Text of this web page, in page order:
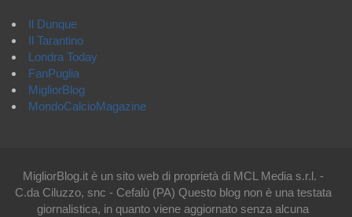
Il Dunque
Il Tarantino
Londra Today
FanPuglia
MigliorBlog
MondoCalcioMagazine
MigliorBlog.it è un sito web di proprietà di MCL Media s.r.l. -
C.da Ciluzzo, snc - Cefalù (PA) Questo blog non è una testata
giornalistica, in quanto viene aggiornato senza alcuna